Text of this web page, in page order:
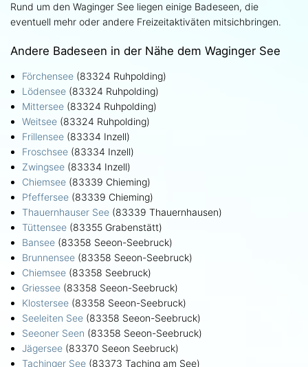
Rund um den Waginger See liegen einige Badeseen, die
eventuell mehr oder andere Freizeitaktiväten mitsichbringen.
Andere Badeseen in der Nähe dem Waginger See
Förchensee (83324 Ruhpolding)
Lödensee (83324 Ruhpolding)
Mittersee (83324 Ruhpolding)
Weitsee (83324 Ruhpolding)
Frillensee (83334 Inzell)
Froschsee (83334 Inzell)
Zwingsee (83334 Inzell)
Chiemsee (83339 Chieming)
Pfeffersee (83339 Chieming)
Thauernhauser See (83339 Thauernhausen)
Tüttensee (83355 Grabenstätt)
Bansee (83358 Seeon-Seebruck)
Brunnensee (83358 Seeon-Seebruck)
Chiemsee (83358 Seebruck)
Griessee (83358 Seeon-Seebruck)
Klostersee (83358 Seeon-Seebruck)
Seeleiten See (83358 Seeon-Seebruck)
Seeoner Seen (83358 Seeon-Seebruck)
Jägersee (83370 Seeon Seebruck)
Tachinger See (83373 Taching am See)